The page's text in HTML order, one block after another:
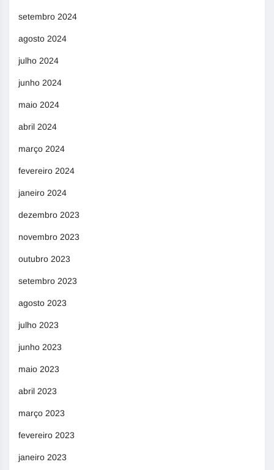
setembro 2024
agosto 2024
julho 2024
junho 2024
maio 2024
abril 2024
março 2024
fevereiro 2024
janeiro 2024
dezembro 2023
novembro 2023
outubro 2023
setembro 2023
agosto 2023
julho 2023
junho 2023
maio 2023
abril 2023
março 2023
fevereiro 2023
janeiro 2023